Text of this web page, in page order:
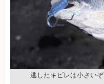
逃したキビレは小さいぞ